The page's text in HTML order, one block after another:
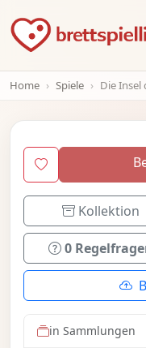
Home Spiele Die Insel
Kollektion
0
in Sammlungen